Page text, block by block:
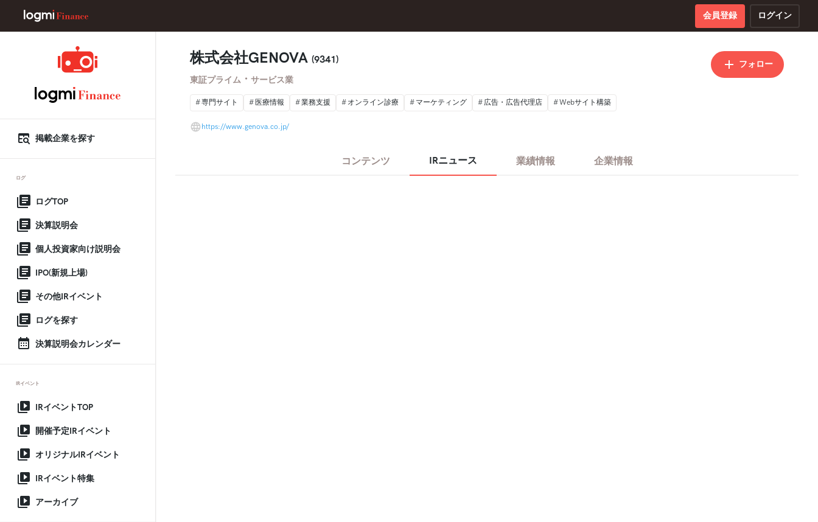
会員登録 ログイン
掲載企業を探す
ログ
ログTOP
決算説明会
個人投資家向け説明会
IPO(新規上場)
その他IRイベント
ログを探す
決算説明会カレンダー
IRイベント
IRイベントTOP
開催予定IRイベント
オリジナルIRイベント
IRイベント特集
アーカイブ
株式会社GENOVA (9341)
東証プライム ・ サービス業
フォロー
専門サイト 医療情報 業務支援 オンライン診療 マーケティング 広告・広告代理店 Webサイト構築
https://www.genova.co.jp/
コンテンツ IRニュース 業績情報 企業情報